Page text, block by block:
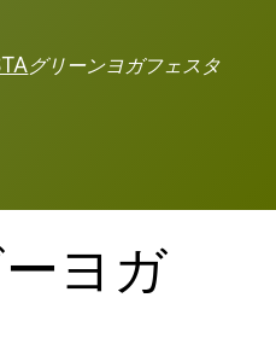
グリーンヨガフェスタ
ヨガ